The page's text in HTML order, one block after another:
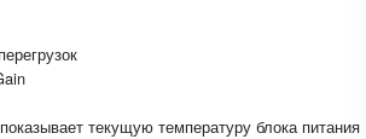
текущую температуру блока питания